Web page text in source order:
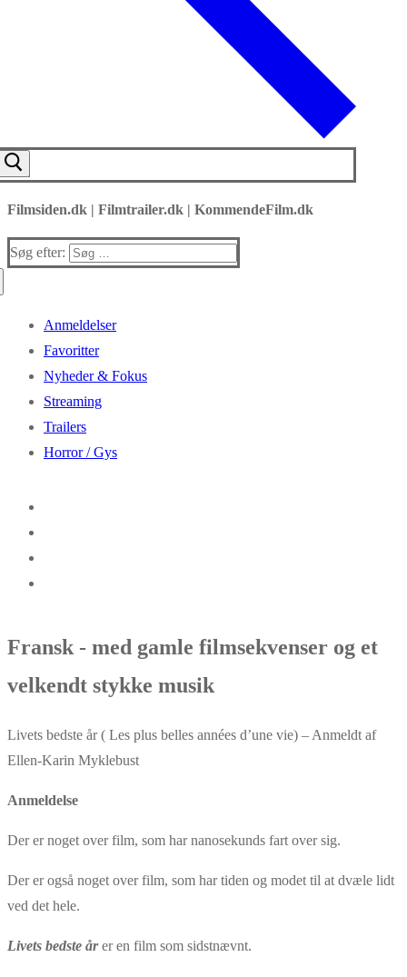
Filmsiden.dk | Filmtrailer.dk | KommendeFilm.dk
Søg efter:
Anmeldelser
Favoritter
Nyheder & Fokus
Streaming
Trailers
Horror / Gys
Fransk - med gamle filmsekvenser og et
velkendt stykke musik
Livets bedste år ( Les plus belles années d’une vie) – Anmeldt af
Ellen-Karin Myklebust
Anmeldelse
Der er noget over film, som har nanosekunds fart over sig.
Der er også noget over film, som har tiden og modet til at dvæle lidt
ved det hele.
Livets bedste årer en film som sidstnævnt.